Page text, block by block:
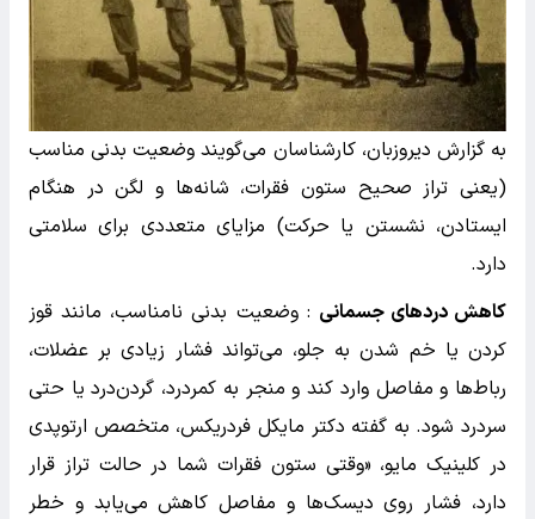
به گزارش دیروزبان، کارشناسان می‌گویند وضعیت بدنی مناسب
(یعنی تراز صحیح ستون فقرات، شانه‌ها و لگن در هنگام
ایستادن، نشستن یا حرکت) مزایای متعددی برای سلامتی
دارد.
کاهش دردهای جسمانی : وضعیت بدنی نامناسب، مانند قوز
کردن یا خم شدن به جلو، می‌تواند فشار زیادی بر عضلات،
رباط‌ها و مفاصل وارد کند و منجر به کمردرد، گردن‌درد یا حتی
سردرد شود. به گفته دکتر مایکل فردریکس، متخصص ارتوپدی
در کلینیک مایو، «وقتی ستون فقرات شما در حالت تراز قرار
دارد، فشار روی دیسک‌ها و مفاصل کاهش می‌یابد و خطر